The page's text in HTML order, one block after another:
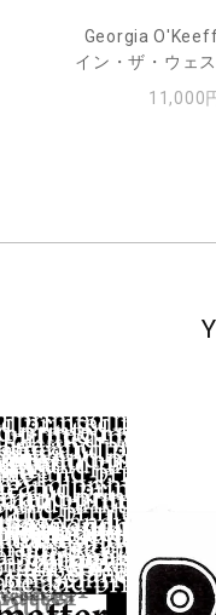
Georgia
イン・ザ・ウェ
11,000